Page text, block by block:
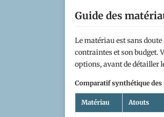
Guide des
Le matériau est sans
contraintes et son budget.
options, avant de détailler
Comparatif synthétique
Matériau Atouts